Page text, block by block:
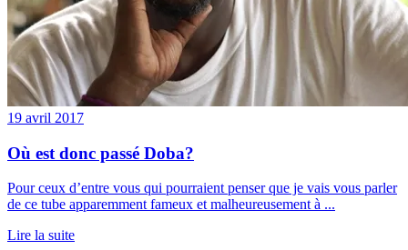
19 avril 2017
Où est donc passé Doba?
Pour ceux d’entre vous qui pourraient penser que je vais vous parler
de ce tube apparemment fameux et malheureusement à ...
Lire la suite